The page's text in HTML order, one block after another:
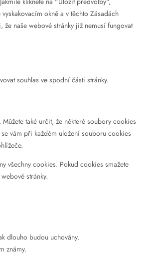
okně a v těchto Zásadách
naše webové stránky již nemusí fungovat
souhlas ve spodní části stránky.
také určit, že některé soubory cookies
vám při každém uložení souboru cookies
všechny cookies. Pokud cookies smažete
stránky.
dlouho budou uchovány.
známy.